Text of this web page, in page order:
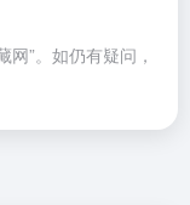
”。如仍有疑问，